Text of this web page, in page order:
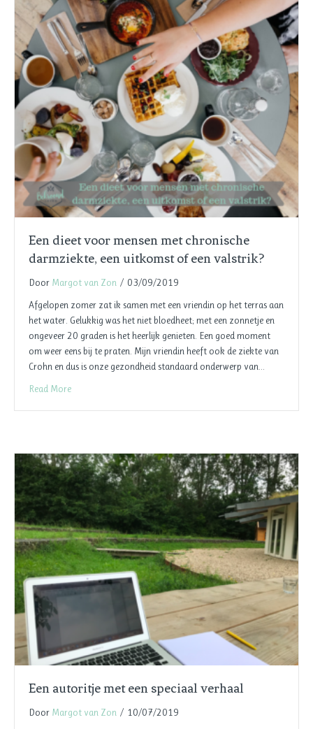
Een dieet voor mensen met chronische
darmziekte, een uitkomst of een valstrik?
Door Margot van Zon / 03/09/2019
Afgelopen zomer zat ik samen met een vriendin op het terras aan
het water. Gelukkig was het niet bloedheet; met een zonnetje en
ongeveer 20 graden is het heerlijk genieten. Een goed moment
om weer eens bij te praten. Mijn vriendin heeft ook de ziekte van
Crohn en dus is onze gezondheid standaard onderwerp van…
Read More
Een autoritje met een speciaal verhaal
Door Margot van Zon / 10/07/2019